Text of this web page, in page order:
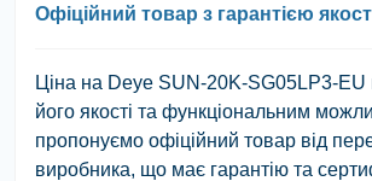
Офіційний товар з гарантією
Ціна на Deye SUN-20K-SG05LP3-EU
його якості та функціональним
пропонуємо офіційний товар від
виробника, що має гарантію та